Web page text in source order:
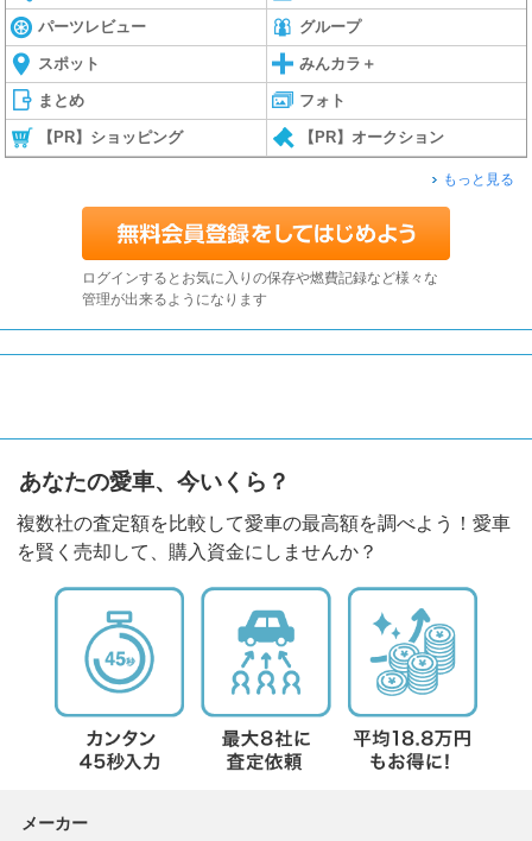
パーツレビュー グループ
スポット みんカラ＋
まとめ フォト
【PR】ショッピング 【PR】オークション
もっと見る
ログインするとお気に入りの保存や燃費記録など様々な
管理が出来るようになります
あなたの愛車、今いくら？
複数社の査定額を比較して愛車の最高額を調べよう！愛車
を賢く売却して、購入資金にしませんか？
メーカー